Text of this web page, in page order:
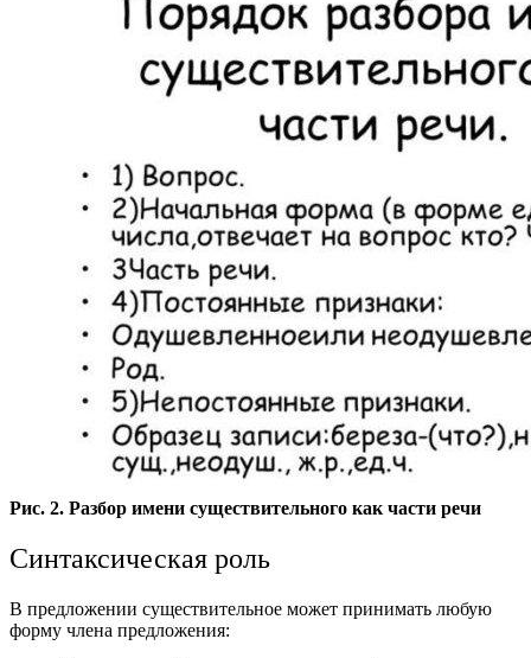
Рис. 2. Разбор имени существительного как части речи
Синтаксическая роль
В предложении существительное может принимать любую
форму члена предложения: